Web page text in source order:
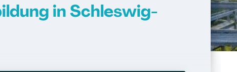
in Schleswig-